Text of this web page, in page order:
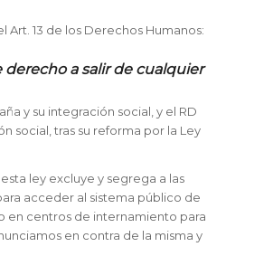
13 de los Derechos Humanos:
a salir de cualquier
y su integración social, y el RD
social, tras su reforma por la Ley
ley excluye y segrega a las
acceder al sistema público de
en centros de internamiento para
en contra de la misma y